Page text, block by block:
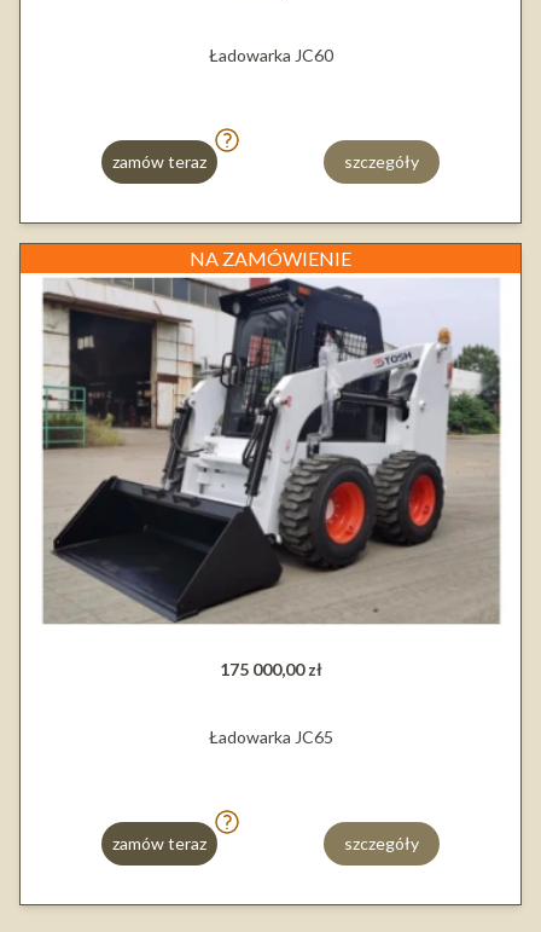
Ładowarka JC60
zamów teraz szczegóły
NA ZAMÓWIENIE
175 000,00 zł
Ładowarka JC65
zamów teraz szczegóły